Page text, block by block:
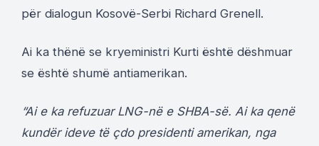
për dialogun Kosovë-Serbi Richard Grenell.
Ai ka thënë se kryeministri Kurti është dëshmuar
se është shumë antiamerikan.
“Ai e ka refuzuar LNG-në e SHBA-së. Ai ka qenë
kundër ideve të çdo presidenti amerikan, nga